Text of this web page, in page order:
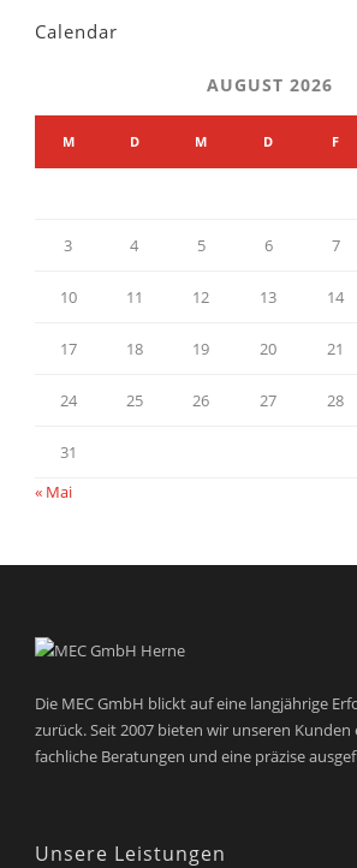
Calendar
AUGUST 2026
M D M D F
3 4 5 6 7
10 11 12 13 14
17 18 19 20 21
24 25 26 27 28
31
« Mai
Die MEC GmbH blickt auf eine langjährige
zurück. Seit 2007 bieten wir unseren Kunden
fachliche Beratungen und eine präzise
Unsere Leistungen